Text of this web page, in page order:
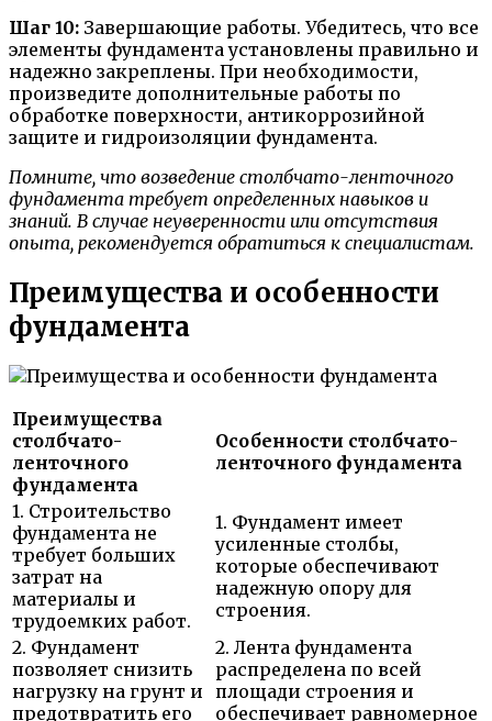
Шаг 10: Завершающие работы. Убедитесь, что все
элементы фундамента установлены правильно и
надежно закреплены. При необходимости,
произведите дополнительные работы по
обработке поверхности, антикоррозийной
защите и гидроизоляции фундамента.
Помните, что возведение столбчато-ленточного
фундамента требует определенных навыков и
знаний. В случае неуверенности или отсутствия
опыта, рекомендуется обратиться к специалистам.
Преимущества и особенности
фундамента
Преимущества
столбчато-
ленточного
фундамента
Особенности столбчато-
ленточного фундамента
1. Строительство
фундамента не
требует больших
затрат на
материалы и
трудоемких работ.
1. Фундамент имеет
усиленные столбы,
которые обеспечивают
надежную опору для
строения.
2. Фундамент
позволяет снизить
нагрузку на грунт и
предотвратить его
2. Лента фундамента
распределена по всей
площади строения и
обеспечивает равномерное